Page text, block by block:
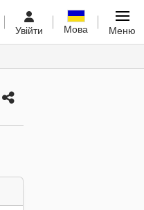
Увійти Мова Меню